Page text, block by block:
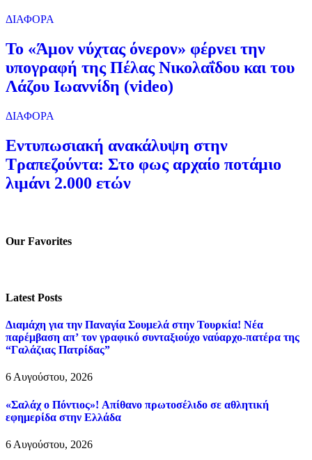
ΔΙΑΦΟΡΑ
Το «Άμον νύχτας όνερον» φέρνει την
υπογραφή της Πέλας Νικολαΐδου και του
Λάζου Ιωαννίδη (video)
ΔΙΑΦΟΡΑ
Εντυπωσιακή ανακάλυψη στην
Τραπεζούντα: Στο φως αρχαίο ποτάμιο
λιμάνι 2.000 ετών
Our Favorites
Latest Posts
Διαμάχη για την Παναγία Σουμελά στην Τουρκία! Νέα
παρέμβαση απ’ τον γραφικό συνταξιούχο ναύαρχο-πατέρα της
“Γαλάζιας Πατρίδας”
6 Αυγούστου, 2026
«Σαλάχ ο Πόντιος»! Απίθανο πρωτοσέλιδο σε αθλητική
εφημερίδα στην Ελλάδα
6 Αυγούστου, 2026